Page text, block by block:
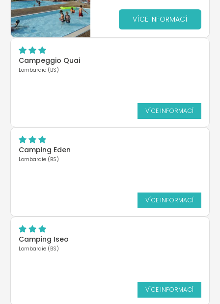
VÍCE INFORMACÍ
Campeggio Quai
Lombardie (BS)
VÍCE INFORMACÍ
Camping Eden
Lombardie (BS)
VÍCE INFORMACÍ
Camping Iseo
Lombardie (BS)
VÍCE INFORMACÍ